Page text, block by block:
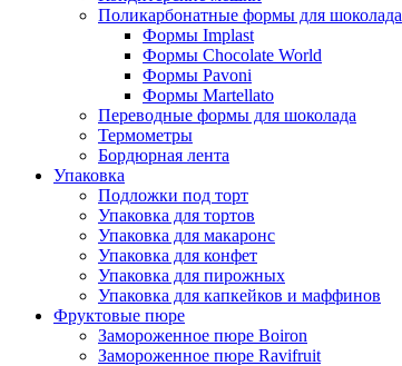
Поликарбонатные формы для шоколада
Формы Implast
Формы Chocolate World
Формы Pavoni
Формы Martellato
Переводные формы для шоколада
Термометры
Бордюрная лента
Упаковка
Подложки под торт
Упаковка для тортов
Упаковка для макаронс
Упаковка для конфет
Упаковка для пирожных
Упаковка для капкейков и маффинов
Фруктовые пюре
Замороженное пюре Boiron
Замороженное пюре Ravifruit